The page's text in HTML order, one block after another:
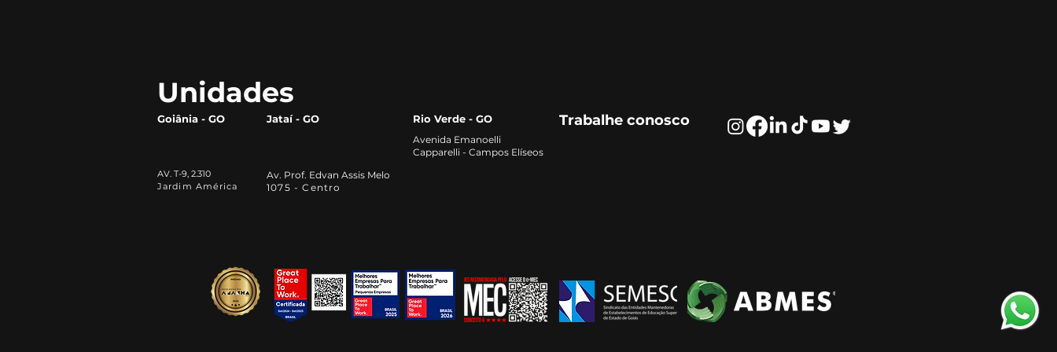
Unidades
Goiânia - GO Jataí - GO
AV. T-9, 2.310
Jardim América
Av. Prof. Edvan Assis Melo
1075 - Centro
Trabalhe conosco
Rio Verde - GO
Avenida Emanoelli
Capparelli - Campos Elíseos